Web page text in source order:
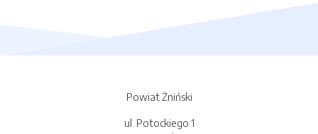
Powiat Żniński
ul. Potockiego 1